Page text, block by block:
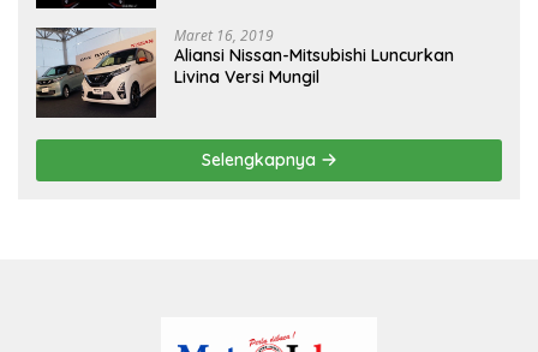
Maret 16, 2019
Aliansi Nissan-Mitsubishi Luncurkan
Livina Versi Mungil
Selengkapnya